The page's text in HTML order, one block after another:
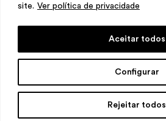
site. Ver política de privacidade
Configurar
Rejeitar todos
Aceitar todos